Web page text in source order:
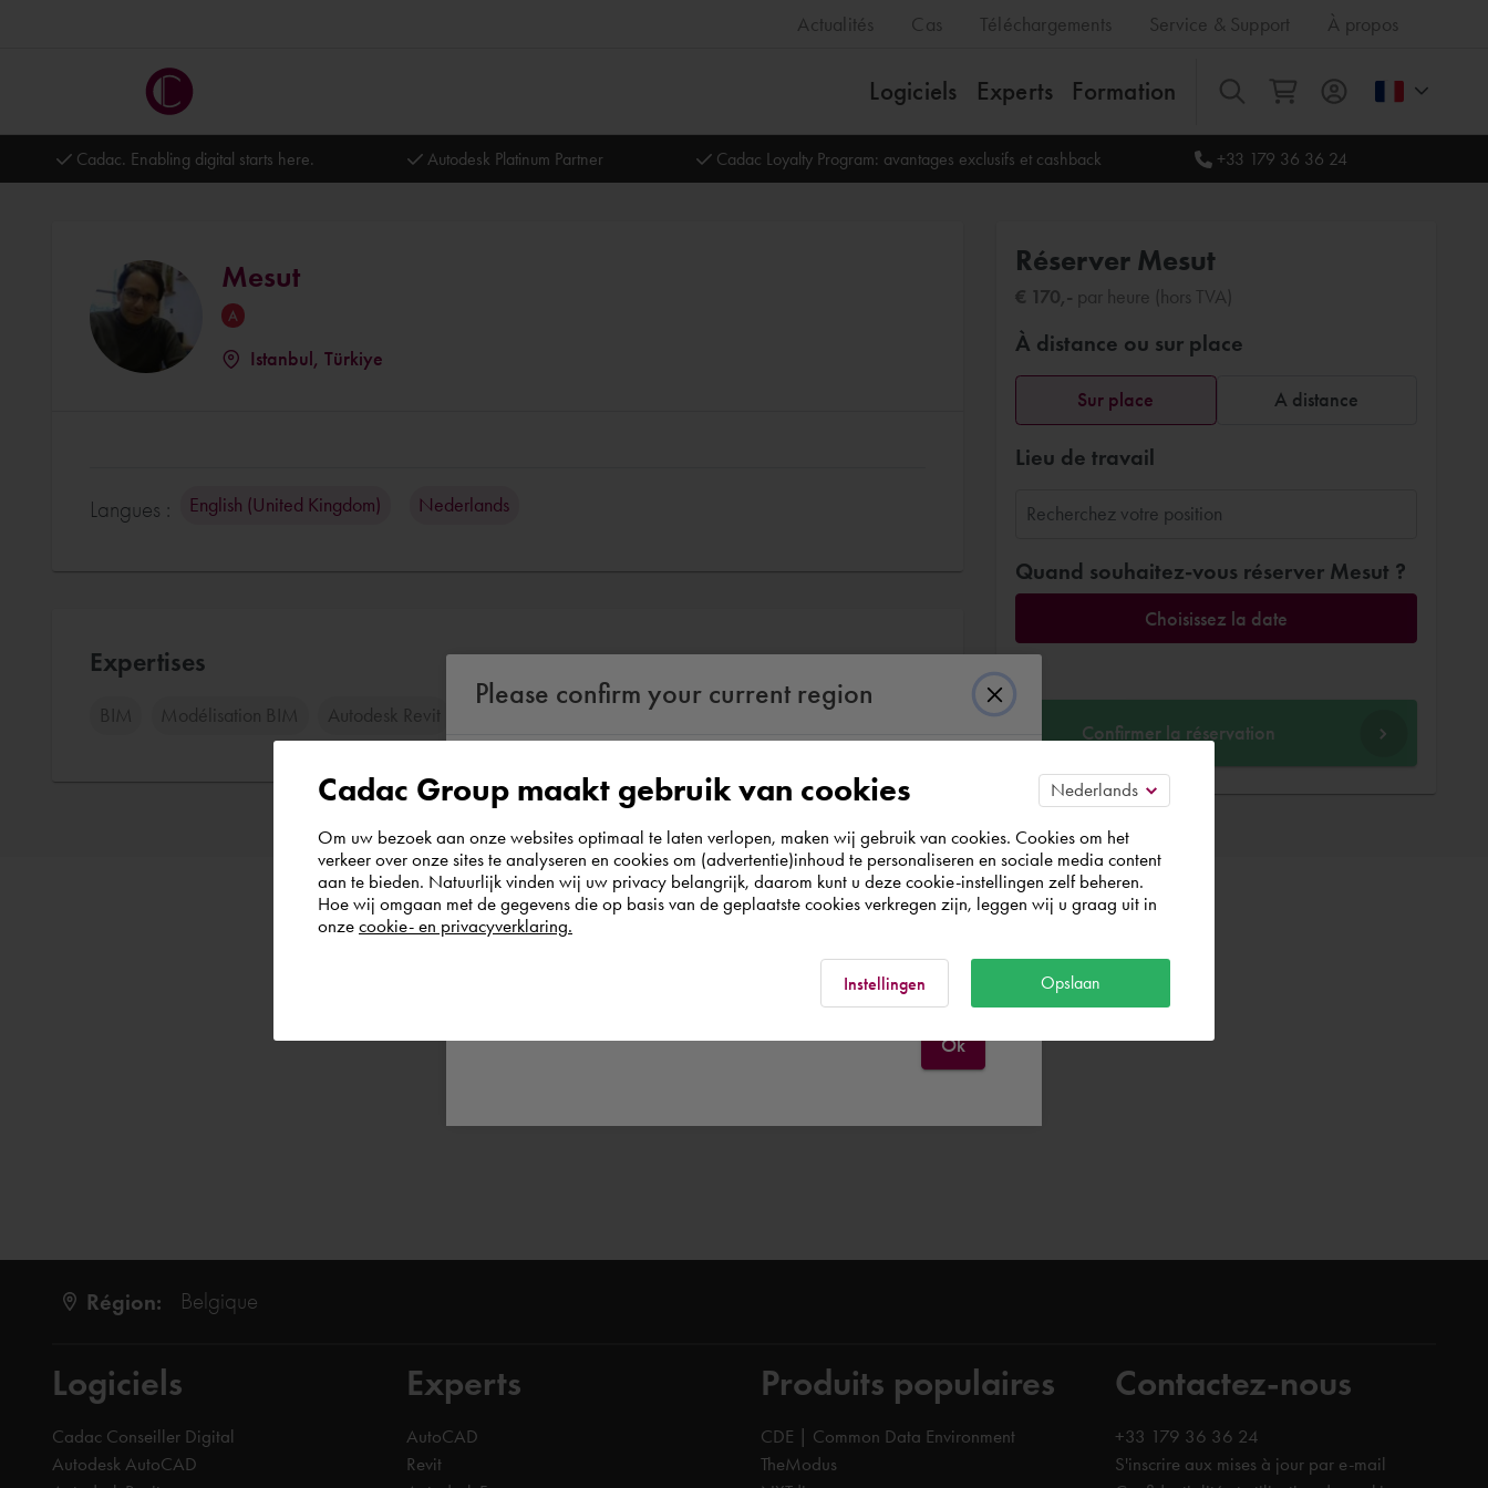
Actualités Cas Téléchargements Service & Support À propos
Logiciels Experts Formation Tout
Cadac. Enabling digital starts here. Autodesk Platinum Partner Cadac Loyalty Program: avantages exclusifs et cashback +33 179 36 36 24
Mesut
Istanbul, Türkiye
Langues : English (United Kingdom) Nederlands
Expertises
BIM Modélisation BIM Autodesk Revit Création de Familles Revit
Réserver Mesut
€ 170,- par heure (hors TVA)
À distance ou sur place
Sur place A distance
Lieu de travail
Quand souhaitez-vous réserver Mesut ?
Choisissez la date
Confirmer la réservation
Région: Belgique
Logiciels
Cadac Conseiller Digital
Autodesk AutoCAD
Experts
AutoCAD
Revit
Produits populaires
CDE | Common Data Environment
TheModus
Contactez-nous
+33 179 36 36 24
S'inscrire aux mises à jour par e-mail
Please confirm your current region
According to us you are situated in Rest of the
world. Please confirm in which country you
wish to shop.
Ok
Cadac Group maakt gebruik van cookies
Om uw bezoek aan onze websites optimaal te laten verlopen, maken wij gebruik van cookies. Cookies om het
verkeer over onze sites te analyseren en cookies om (advertentie)inhoud te personaliseren en sociale media content
aan te bieden. Natuurlijk vinden wij uw privacy belangrijk, daarom kunt u deze cookie-instellingen zelf beheren.
Hoe wij omgaan met de gegevens die op basis van de geplaatste cookies verkregen zijn, leggen wij u graag uit in
onze cookie- en privacyverklaring.
Instellingen Opslaan